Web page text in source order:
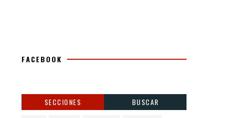
FACEBOOK
SECCIONES BUSCAR